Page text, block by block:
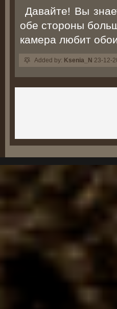
Давайте! Вы
обе стороны
камера любит
Added by: Ksenia_N 23-12-